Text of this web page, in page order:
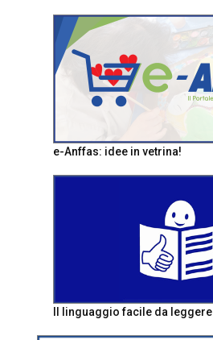
e-Anffas: idee in vetrina!
Il linguaggio facile da leggere